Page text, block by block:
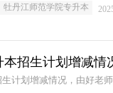
牡丹江师范学院专升本
本招生计划增减情